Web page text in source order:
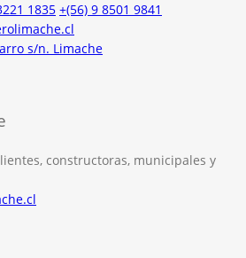
1835 +(56) 9 8501 9841
s/n. Limache
constructoras, municipales y